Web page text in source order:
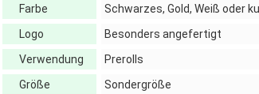
Farbe
Schwarzes, Gold, Weiß oder
Logo
Besonders angefertigt
Verwendung
Prerolls
Größe
Sondergröße